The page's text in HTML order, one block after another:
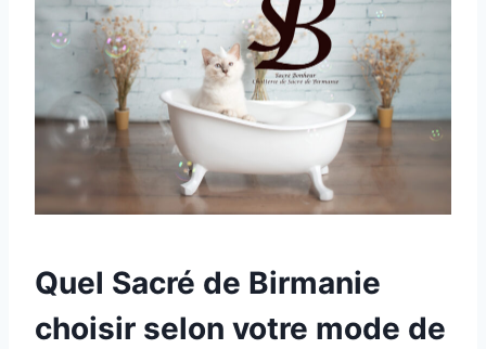
Quel Sacré de Birmanie
choisir selon votre mode de